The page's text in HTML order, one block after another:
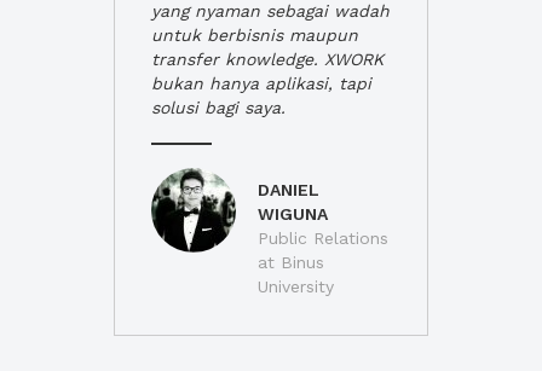
yang nyaman sebagai wadah
untuk berbisnis maupun
transfer knowledge. XWORK
bukan hanya aplikasi, tapi
solusi bagi saya.
DANIEL
WIGUNA
Public Relations
at Binus
University